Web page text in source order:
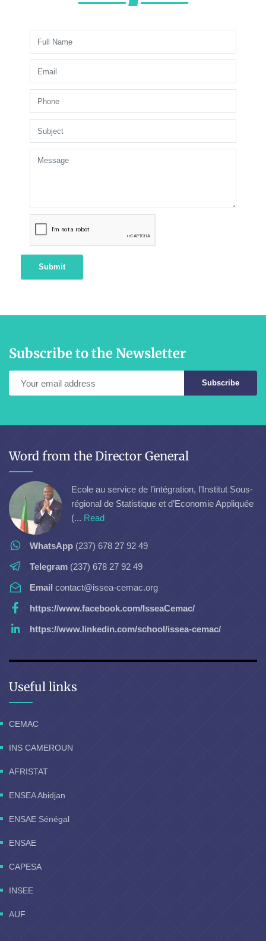
Submit
Subscribe to the Newsletter
Subscribe
Word from the Director General
Ecole au service de l’intégration, l’Institut Sous-
régional de Statistique et d’Economie Appliquée
(... Read
WhatsApp (237) 678 27 92 49
Telegram (237) 678 27 92 49
Email contact@issea-cemac.org
https://www.facebook.com/IsseaCemac/
https://www.linkedin.com/school/issea-cemac/
Useful links
CEMAC
INS CAMEROUN
AFRISTAT
ENSEA Abidjan
ENSAE Sénégal
ENSAE
CAPESA
INSEE
AUF